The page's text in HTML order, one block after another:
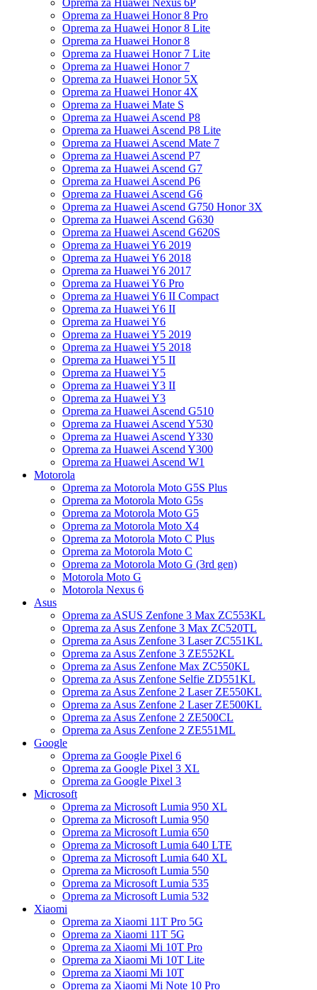
Oprema za Huawei Nexus 6P
Oprema za Huawei Honor 8 Pro
Oprema za Huawei Honor 8 Lite
Oprema za Huawei Honor 8
Oprema za Huawei Honor 7 Lite
Oprema za Huawei Honor 7
Oprema za Huawei Honor 5X
Oprema za Huawei Honor 4X
Oprema za Huawei Mate S
Oprema za Huawei Ascend P8
Oprema za Huawei Ascend P8 Lite
Oprema za Huawei Ascend Mate 7
Oprema za Huawei Ascend P7
Oprema za Huawei Ascend G7
Oprema za Huawei Ascend P6
Oprema za Huawei Ascend G6
Oprema za Huawei Ascend G750 Honor 3X
Oprema za Huawei Ascend G630
Oprema za Huawei Ascend G620S
Oprema za Huawei Y6 2019
Oprema za Huawei Y6 2018
Oprema za Huawei Y6 2017
Oprema za Huawei Y6 Pro
Oprema za Huawei Y6 II Compact
Oprema za Huawei Y6 II
Oprema za Huawei Y6
Oprema za Huawei Y5 2019
Oprema za Huawei Y5 2018
Oprema za Huawei Y5 II
Oprema za Huawei Y5
Oprema za Huawei Y3 II
Oprema za Huawei Y3
Oprema za Huawei Ascend G510
Oprema za Huawei Ascend Y530
Oprema za Huawei Ascend Y330
Oprema za Huawei Ascend Y300
Oprema za Huawei Ascend W1
Motorola
Oprema za Motorola Moto G5S Plus
Oprema za Motorola Moto G5s
Oprema za Motorola Moto G5
Oprema za Motorola Moto X4
Oprema za Motorola Moto C Plus
Oprema za Motorola Moto C
Oprema za Motorola Moto G (3rd gen)
Motorola Moto G
Motorola Nexus 6
Asus
Oprema za ASUS Zenfone 3 Max ZC553KL
Oprema za Asus Zenfone 3 Max ZC520TL
Oprema za Asus Zenfone 3 Laser ZC551KL
Oprema za Asus Zenfone 3 ZE552KL
Oprema za Asus Zenfone Max ZC550KL
Oprema za Asus Zenfone Selfie ZD551KL
Oprema za Asus Zenfone 2 Laser ZE550KL
Oprema za Asus Zenfone 2 Laser ZE500KL
Oprema za Asus Zenfone 2 ZE500CL
Oprema za Asus Zenfone 2 ZE551ML
Google
Oprema za Google Pixel 6
Oprema za Google Pixel 3 XL
Oprema za Google Pixel 3
Microsoft
Oprema za Microsoft Lumia 950 XL
Oprema za Microsoft Lumia 950
Oprema za Microsoft Lumia 650
Oprema za Microsoft Lumia 640 LTE
Oprema za Microsoft Lumia 640 XL
Oprema za Microsoft Lumia 550
Oprema za Microsoft Lumia 535
Oprema za Microsoft Lumia 532
Xiaomi
Oprema za Xiaomi 11T Pro 5G
Oprema za Xiaomi 11T 5G
Oprema za Xiaomi Mi 10T Pro
Oprema za Xiaomi Mi 10T Lite
Oprema za Xiaomi Mi 10T
Oprema za Xiaomi Mi Note 10 Pro